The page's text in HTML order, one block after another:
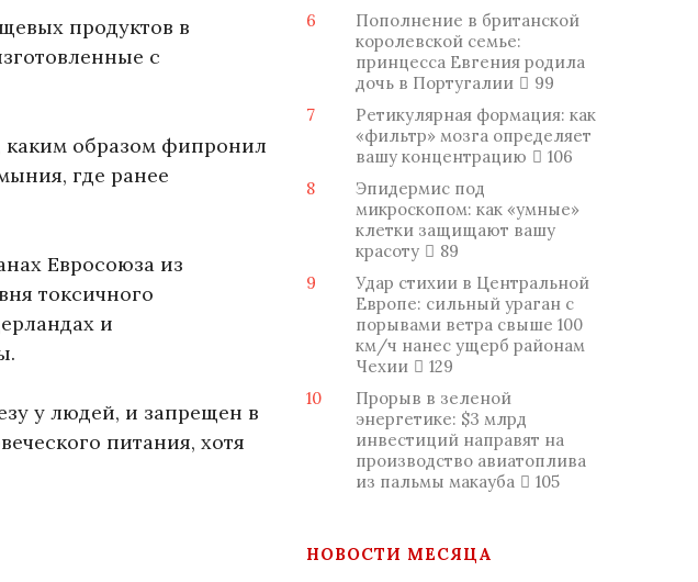
продуктов в
с
каким образом фипронил
где ранее
Евросоюза из
токсичного
и
у людей, и запрещен в
питания, хотя
6
Пополнение в британской
королевской семье:
принцесса Евгения родила
дочь в Португалии
99
7
Ретикулярная формация: как
«фильтр» мозга определяет
вашу концентрацию
106
8
Эпидермис под
микроскопом: как «умные»
клетки защищают вашу
красоту
89
9
Удар стихии в Центральной
Европе: сильный ураган с
порывами ветра свыше 100
км/ч нанес ущерб районам
Чехии
129
10
Прорыв в зеленой
энергетике: $3 млрд
инвестиций направят на
производство авиатоплива
из пальмы макауба
105
НОВОСТИ МЕСЯЦА